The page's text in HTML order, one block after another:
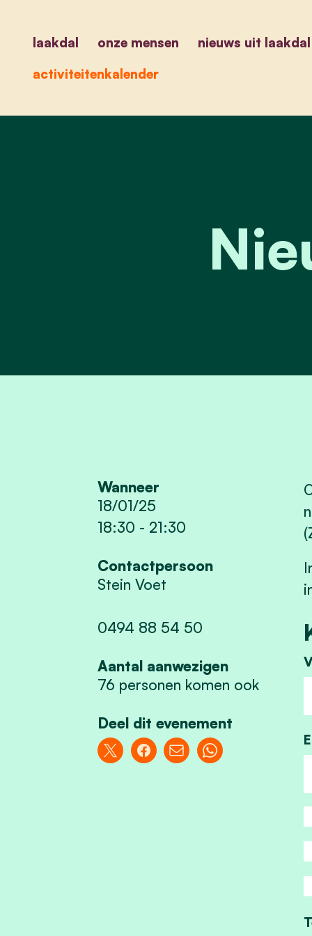
laakdal onze mensen
nieuws uit laakdal
activiteitenkalender
Wanneer
18/01/25
18:30 - 21:30
Contactpersoon
Stein Voet
0494 88 54 50
Aantal aanwezigen
76 personen komen ook
Deel dit evenement